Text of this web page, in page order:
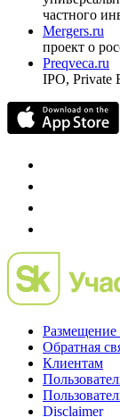
Спец проекты
Investfunds
частного
проект о
Preqveca.ru
Обратная